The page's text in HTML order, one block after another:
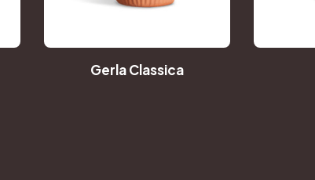
Gerla Classica